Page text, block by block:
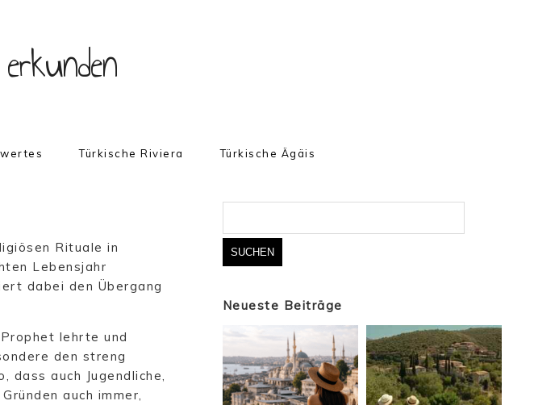
Türkische Riviera Türkische Ägäis
Rituale in
Lebensjahr
dabei den Übergang
lehrte und
den streng
dass auch Jugendliche,
auch immer,
Neueste Beiträge